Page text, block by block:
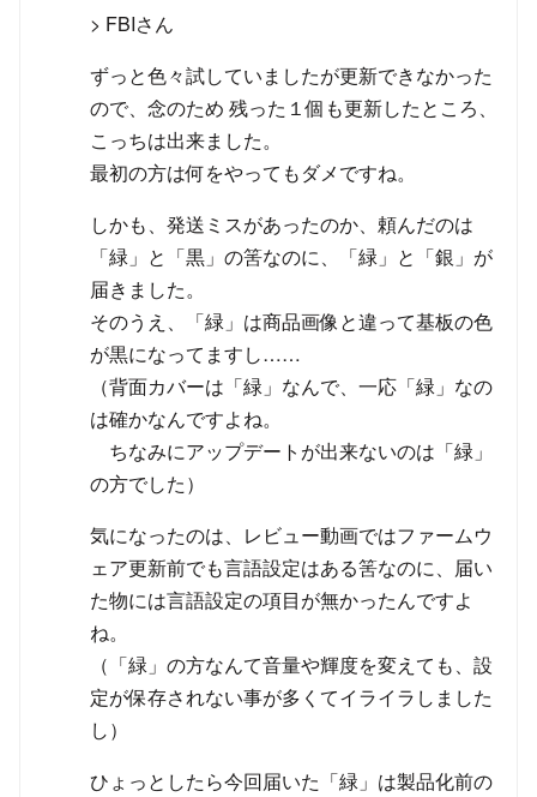
> FBIさん
ずっと色々試していましたが更新できなかった
ので、念のため 残った１個も更新したところ、
こっちは出来ました。
最初の方は何をやってもダメですね。
しかも、発送ミスがあったのか、頼んだのは
「緑」と「黒」の筈なのに、「緑」と「銀」が
届きました。
そのうえ、「緑」は商品画像と違って基板の色
が黒になってますし……
（背面カバーは「緑」なんで、一応「緑」なの
は確かなんですよね。
ちなみにアップデートが出来ないのは「緑」
の方でした）
気になったのは、レビュー動画ではファームウ
ェア更新前でも言語設定はある筈なのに、届い
た物には言語設定の項目が無かったんですよ
ね。
（「緑」の方なんて音量や輝度を変えても、設
定が保存されない事が多くてイライラしました
し）
ひょっとしたら今回届いた「緑」は製品化前の